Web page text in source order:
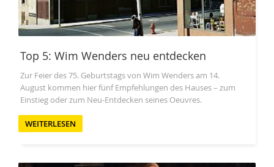
Top 5: Wim Wenders neu entdecken
Zur Feier des 75. Geburtstags von Wim Wenders am 14.
August kommen hier fünf Empfehlungen des Hauses – zum
Einstieg oder zum Neu-Entdecken seines Oeuvres.
WEITERLESEN